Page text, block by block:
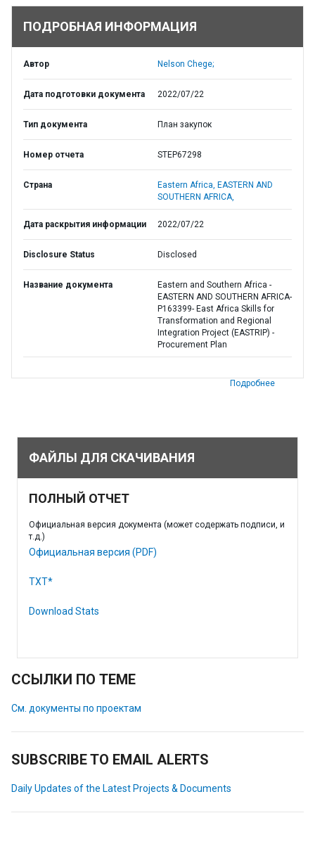
ПОДРОБНАЯ ИНФОРМАЦИЯ
Автор Nelson Chege;
Дата подготовки документа 2022/07/22
Тип документа План закупок
Номер отчета STEP67298
Страна Eastern Africa, EASTERN AND
SOUTHERN AFRICA,
Дата раскрытия информации 2022/07/22
Disclosure Status Disclosed
Название документа
Eastern and Southern Africa -
EASTERN AND SOUTHERN AFRICA-
P163399- East Africa Skills for
Transformation and Regional
Integration Project (EASTRIP) -
Procurement Plan
Подробнее
ФАЙЛЫ ДЛЯ СКАЧИВАНИЯ
ПОЛНЫЙ ОТЧЕТ
Официальная версия документа (может содержать подписи, и
т.д.)
Официальная версия (PDF)
TXT*
Download Stats
ССЫЛКИ ПО ТЕМЕ
См. документы по проектам
SUBSCRIBE TO EMAIL ALERTS
Daily Updates of the Latest Projects & Documents